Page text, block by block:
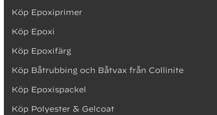
Köp Epoxiprimer
Köp Epoxi
Köp Epoxifärg
Köp Båtrubbing och Båtvax från Collinite
Köp Epoxispackel
Köp Polyester & Gelcoat